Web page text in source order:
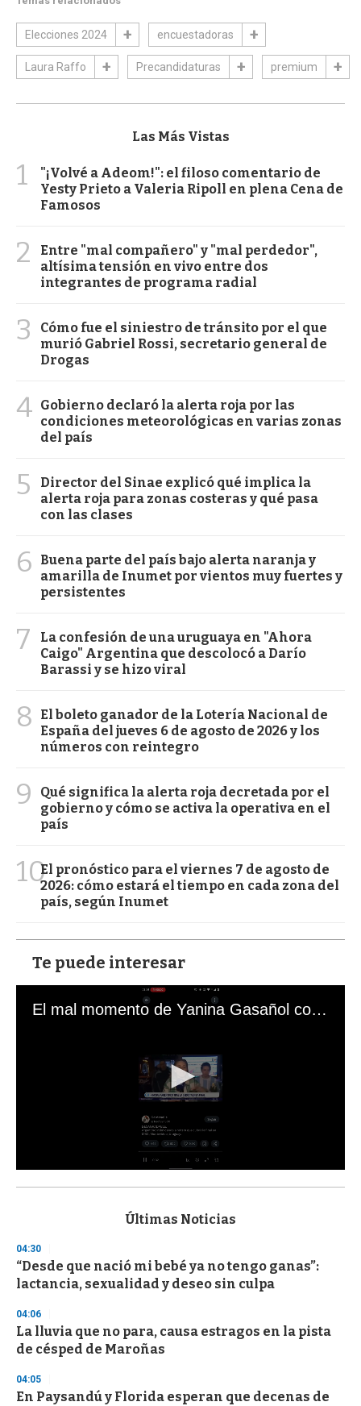
Elecciones 2024 encuestadoras
Laura Raffo Precandidaturas premium
Las Más Vistas
1
"¡Volvé a Adeom!": el filoso comentario de
Yesty Prieto a Valeria Ripoll en plena Cena de
Famosos
2
Entre "mal compañero" y "mal perdedor",
altísima tensión en vivo entre dos
integrantes de programa radial
3
Cómo fue el siniestro de tránsito por el que
murió Gabriel Rossi, secretario general de
Drogas
4 Gobierno declaró la alerta roja por las
condiciones meteorológicas en varias zonas
del país
5
Director del Sinae explicó qué implica la
alerta roja para zonas costeras y qué pasa
con las clases
6
Buena parte del país bajo alerta naranja y
amarilla de Inumet por vientos muy fuertes y
persistentes
7
La confesión de una uruguaya en "Ahora
Caigo" Argentina que descolocó a Darío
Barassi y se hizo viral
8
El boleto ganador de la Lotería Nacional de
España del jueves 6 de agosto de 2026 y los
números con reintegro
9
Qué significa la alerta roja decretada por el
gobierno y cómo se activa la operativa en el
país
10El pronóstico para el viernes 7 de agosto de
2026: cómo estará el tiempo en cada zona del
país, según Inumet
Te puede interesar
El mal momento de Yanina Gasañol con un hincha argentino en "Subrayado"
s
d
s
o
f
3
s
e
c
n
d
Últimas Noticias
04:30
“Desde que nació mi bebé ya no tengo ganas”:
lactancia, sexualidad y deseo sin culpa
04:06
La lluvia que no para, causa estragos en la pista
de césped de Maroñas
04:05
En Paysandú y Florida esperan que decenas de